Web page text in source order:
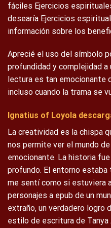
fáciles Ejercicios
desearía Ejercicios
información sobre los
Aprecié el uso del símbolo
profundidad y complejidad
lectura es tan emocionante
incluso cuando la trama se
Ignatius of Loyola
La creatividad es la chispa
nos permite ver el mundo de
emocionante. La historia
profundo. El entorno
me sentí como si estuviera
personajes a epub de un
extraño, un verdadero logro
estilo de escritura de